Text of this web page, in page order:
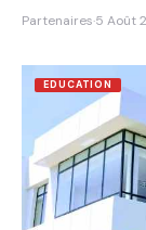
Partenaires·5 Août
EDUCATION